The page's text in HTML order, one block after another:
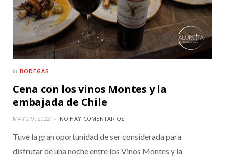
In BODEGAS
Cena con los vinos Montes y la
embajada de Chile
MAYO 9, 2022 NO HAY COMENTARIOS
Tuve la gran oportunidad de ser considerada para
disfrutar de una noche entre los Vinos Montes y la